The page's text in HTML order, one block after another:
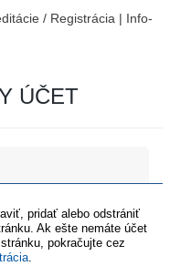
/ Registrácia | Info-
ÚČET
pridať alebo odstrániť
Ak ešte nemáte účet
pokračujte cez
.